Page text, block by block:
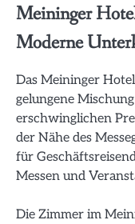
Meininger
Moderne
Das Meininger
gelungene
erschwinglichen
der Nähe des
für
Messen und
Die Zimmer im